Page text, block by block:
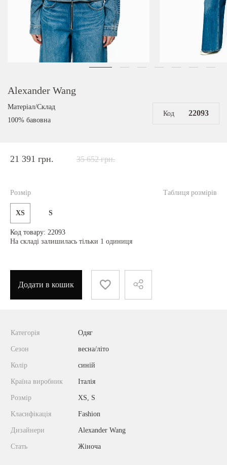
Alexander Wang
Матеріал/Склад
100% бавовна
Код 22093
21 391 грн. 35 652 грн.
Таблиця розмірів
Розмір
XS S
Код товару: 22093
На складі залишилась тільки 1 одиниця
Додати в кошик
Категорія Одяг
Сезон весна/літо
Колір синій
Країна виробник Італія
Розмір XS, S
Класифікація Fashion
Дизайнери Alexander Wang
Стать Жіноча